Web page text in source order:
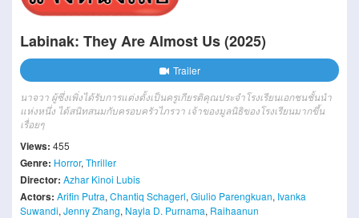
Labinak: They Are Almost Us (2025)
Trailer
นาจวา ผู้ซึ่งเพิ่งได้รับการแต่งตั้งเป็นครูเกียรติคุณประจำโรงเรียนเอกชนชั้นนำ
แห่งหนึ่ง ได้สนิทสนมกับครอบครัวไภรวา เจ้าของมูลนิธิของโรงเรียนมากขึ้น
เรื่อยๆ
Views: 455
Genre: Horror, Thriller
Director: Azhar Kinoi Lubis
Actors: Arifin Putra, Chantiq Schagerl, Giulio Parengkuan, Ivanka
Suwandi, Jenny Zhang, Nayla D. Purnama, Raihaanun